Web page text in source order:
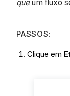
queum fluxo
PASSOS:
Clique em